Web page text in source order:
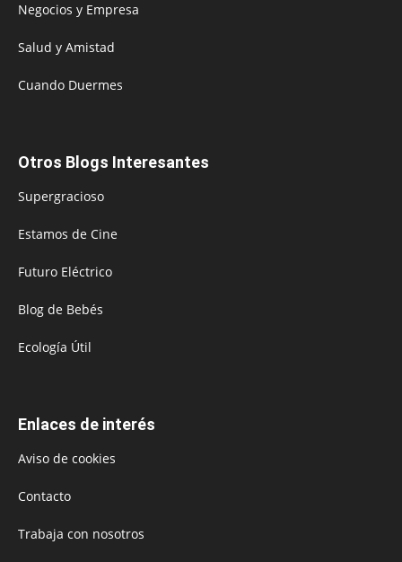
Negocios y Empresa
Salud y Amistad
Cuando Duermes
Otros Blogs Interesantes
Supergracioso
Estamos de Cine
Futuro Eléctrico
Blog de Bebés
Ecología Útil
Enlaces de interés
Aviso de cookies
Contacto
Trabaja con nosotros